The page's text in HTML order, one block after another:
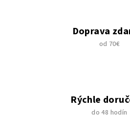
Doprava
od 70€
Rýchle
do 48 hodín